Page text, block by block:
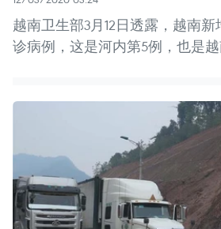
越南卫生部3月12日透露，越南
诊病例，这是河内第5例，也是越